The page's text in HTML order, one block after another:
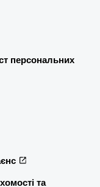
персональних
та